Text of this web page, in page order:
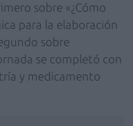
sobre «¿Cómo
para la elaboración
sobre
se completó con
y medicamento